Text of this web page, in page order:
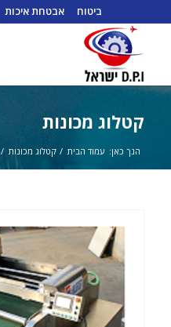
ביטוח אבטחת איכות
קטלוג מכונות
הנך כאן: עמוד הבית / קטלוג מכונות /